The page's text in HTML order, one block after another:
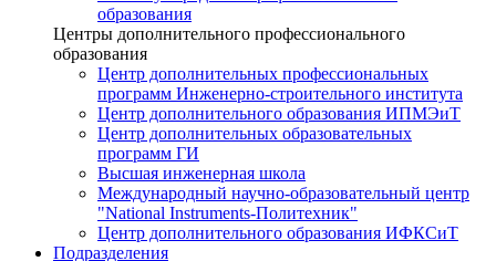
образования
Центры дополнительного профессионального
образования
Центр дополнительных профессиональных
программ Инженерно-строительного института
Центр дополнительного образования ИПМЭиТ
Центр дополнительных образовательных
программ ГИ
Высшая инженерная школа
Международный научно-образовательный центр
"National Instruments-Политехник"
Центр дополнительного образования ИФКСиТ
Подразделения